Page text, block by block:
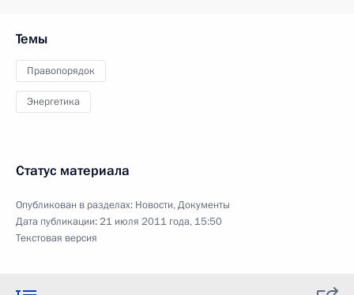
Темы
Правопорядок
Энергетика
Статус материала
Опубликован в разделах: Новости,Документы
Дата публикации:21 июля 2011 года, 15:50
Текстовая версия